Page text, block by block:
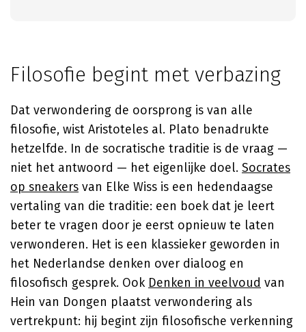
Filosofie begint met verbazing
Dat verwondering de oorsprong is van alle
filosofie, wist Aristoteles al. Plato benadrukte
hetzelfde. In de socratische traditie is de vraag —
niet het antwoord — het eigenlijke doel. Socrates
op sneakers van Elke Wiss is een hedendaagse
vertaling van die traditie: een boek dat je leert
beter te vragen door je eerst opnieuw te laten
verwonderen. Het is een klassieker geworden in
het Nederlandse denken over dialoog en
filosofisch gesprek. Ook Denken in veelvoud van
Hein van Dongen plaatst verwondering als
vertrekpunt: hij begint zijn filosofische verkenning